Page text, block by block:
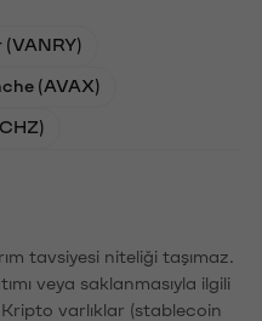
(VANRY)
(AVAX)
tavsiyesi niteliği taşımaz.
veya saklanmasıyla ilgili
varlıklar (stablecoin